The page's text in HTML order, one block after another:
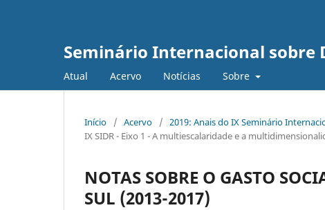
Seminário Internacional sobre
Atual Acervo Notícias Sobre
Início / Acervo / 2019: Anais do IX Seminário
IX SIDR - Eixo 1 - A multiescalaridade e a
NOTAS SOBRE O GASTO
SUL (2013-2017)